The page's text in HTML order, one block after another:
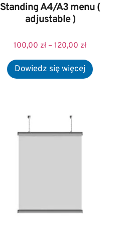
Standing A4/A3 menu (
adjustable )
100,00 zł – 120,00 zł